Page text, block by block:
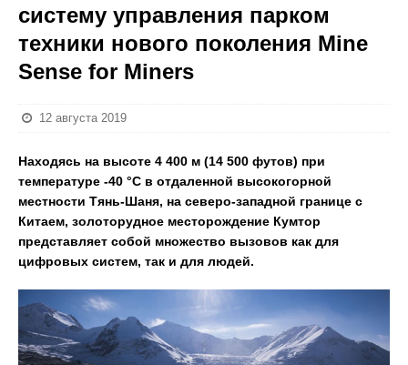
систему управления парком
техники нового поколения Mine
Sense for Miners
12 августа 2019
Находясь на высоте 4 400 м (14 500 футов) при
температуре -40 °С в отдаленной высокогорной
местности Тянь-Шаня, на северо-западной границе с
Китаем, золоторудное месторождение Кумтор
представляет собой множество вызовов как для
цифровых систем, так и для людей.